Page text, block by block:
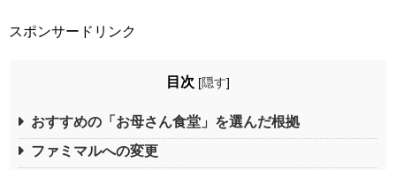
スポンサードリンク
目次 [隠す]
おすすめの「お母さん食堂」を選んだ根拠
ファミマルへの変更